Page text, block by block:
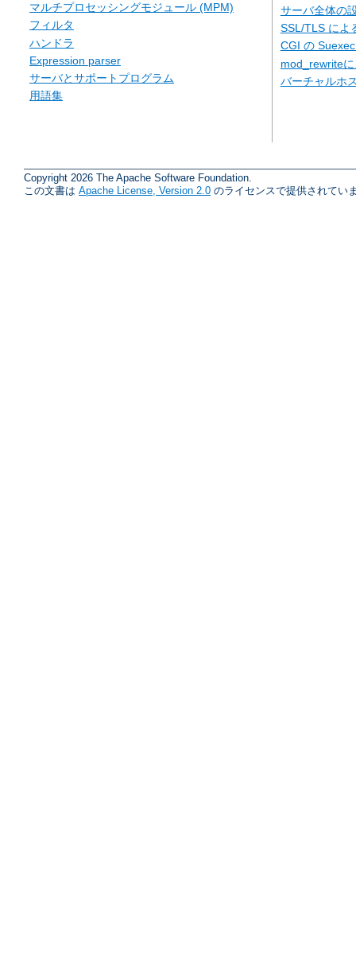
マルチプロセッシングモジュール (MPM)
フィルタ
ハンドラ
Expression parser
サーバとサポートプログラム
用語集
サーバ全体の
SSL/TLS によ
CGI の
mod_rewrite
バーチャルホ
Copyright 2026 The Apache Software Foundation.
この文書は Apache License, Version 2.0 のライセンスで提供されてい